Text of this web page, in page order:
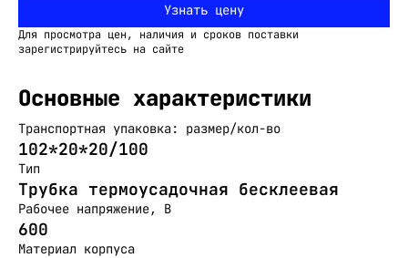
Узнать цену
Для просмотра цен, наличия и сроков поставки
зарегистрируйтесь на сайте
Основные характеристики
Транспортная упаковка: размер/кол-во
102*20*20/100
Тип
Трубка термоусадочная бесклеевая
Рабочее напряжение, В
600
Материал корпуса